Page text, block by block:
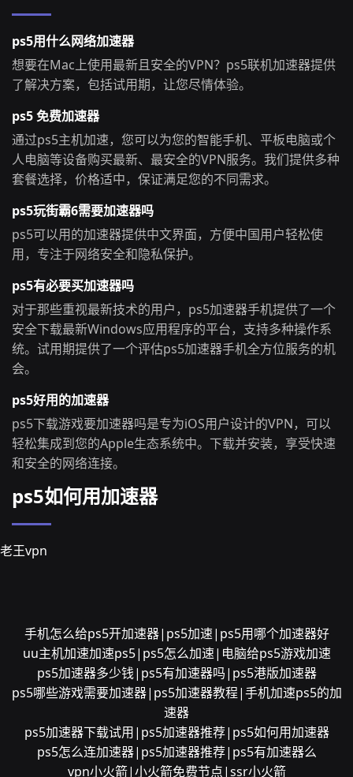
ps5用什么网络加速器
想要在Mac上使用最新且安全的VPN？ps5联机加速器提供
了解决方案，包括试用期，让您尽情体验。
ps5 免费加速器
通过ps5主机加速，您可以为您的智能手机、平板电脑或个
人电脑等设备购买最新、最安全的VPN服务。我们提供多种
套餐选择，价格适中，保证满足您的不同需求。
ps5玩街霸6需要加速器吗
ps5可以用的加速器提供中文界面，方便中国用户轻松使
用，专注于网络安全和隐私保护。
ps5有必要买加速器吗
对于那些重视最新技术的用户，ps5加速器手机提供了一个
安全下载最新Windows应用程序的平台，支持多种操作系
统。试用期提供了一个评估ps5加速器手机全方位服务的机
会。
ps5好用的加速器
ps5下载游戏要加速器吗是专为iOS用户设计的VPN，可以
轻松集成到您的Apple生态系统中。下载并安装，享受快速
和安全的网络连接。
ps5如何用加速器
老王vpn
手机怎么给ps5开加速器|ps5加速|ps5用哪个加速器好
uu主机加速加速ps5|ps5怎么加速|电脑给ps5游戏加速
ps5加速器多少钱|ps5有加速器吗|ps5港版加速器
ps5哪些游戏需要加速器|ps5加速器教程|手机加速ps5的加
速器
ps5加速器下载试用|ps5加速器推荐|ps5如何用加速器
ps5怎么连加速器|ps5加速器推荐|ps5有加速器么
vpn小火箭|小火箭免费节点|ssr小火箭